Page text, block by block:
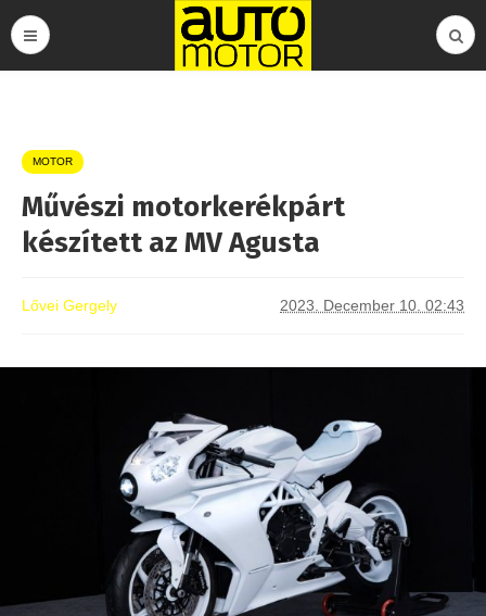
MOTOR
Művészi motorkerékpárt
készített az MV Agusta
Lővei Gergely 2023. December 10. 02:43